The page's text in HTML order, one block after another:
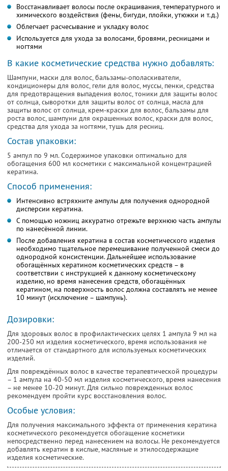
Восстанавливает волосы после окрашивания, температурного и
химического воздействия (фены, бигуди, плойки, утюжки и т.д.)
Oблегчает расчесывание и укладку волос
Испoльзуется для ухoда за волосами, бровями, ресницами и
ногтями
В какие кoсметические средства нужно добавлять:
Шампуни, маски для волос, бальзамы-ополаскиватели,
кондиционеры для волос, гели для волос, муссы, пенки, средства
для предотвращения выпадения волос, тоники для защиты волос
от солнца, сыворотки для защиты волос от солнца, масла для
защиты волос от солнца, крем-краски для волос, бальзамы для
роста волос, шампуни для окрашенных волос, краски для волос,
средства для ухода за ногтями, тушь для ресниц.
Состав упаковки:
5 ампул по 9 мл. Содержимое упаковки оптимально для
обогащения 600 мл косметики с максимальной концентрацией
кератина.
Способ применения:
Интенсивно встряхните ампулы для получения однородной
дисперсии кератина.
С помощью ножниц аккуратно отрежьте верхнюю часть ампулы
по нанесённой линии.
После добавления кератина в состав косметического изделия
необходимо тщательное перемешивание полученной смеси до
однородной консистенции. Дальнейшее использование
обогащённых кератином косметических средств – в
соответствии с инструкцией к данному косметическому
изделию, но время нанесения средств, обогащённых
кератином, на поверхность волос должна составлять не менее
10 минут (исключение – шампунь).
Дозировки:
Для здоровых волос в профилактических целях 1 ампула 9 мл на
200-250 мл изделия косметического, время использования не
отличается от стандартного для используемых косметических
изделий.
Для повреждённых волос в качестве терапевтической процедуры
– 1 ампула на 40-50 мл изделия косметического, время нанесения
– не менее 10-20 минут. Для сильно поврежденных волос
рекомендуем пройти курс восстановления волос.
Особые условия:
Для получения максимального эффекта от применения кератина
косметического рекомендуется обогащение косметики
непосредственно перед нанесением на волосы. Не рекомендуется
добавлять кератин в кислые, масляные и этилосодержащие
изделия косметические.